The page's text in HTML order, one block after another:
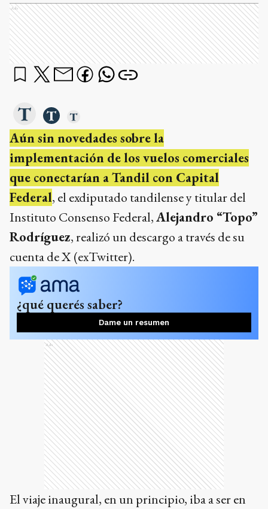
Ads
Aún sin novedades sobre la
implementación de los vuelos comerciales
que conectarían a Tandil con Capital
Federal, el exdiputado tandilense y titular del
Instituto Consenso Federal,Alejandro “Topo”
Rodríguez, realizó un descargo a través de su
cuenta de X (exTwitter).
¿qué querés saber?
Dame un resumen
Ads
El viaje inaugural, en un principio, iba a ser en